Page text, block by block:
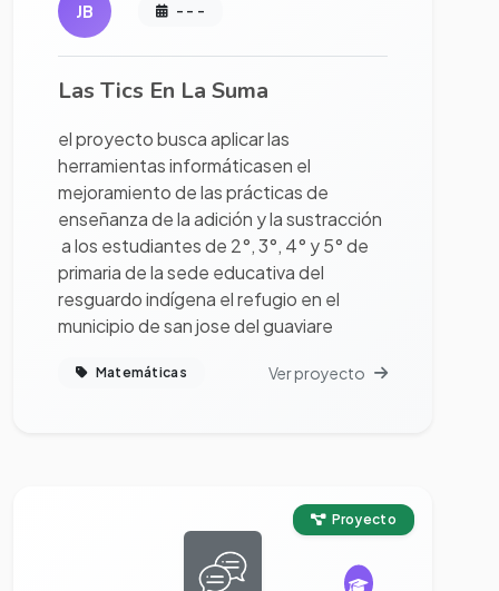
JB - - -
Las Tics En La Suma
el proyecto busca aplicar las
herramientas informáticasen el
mejoramiento de las prácticas de
enseñanza de la adición y la sustracción
a los estudiantes de 2°, 3°, 4° y 5° de
primaria de la sede educativa del
resguardo indígena el refugio en el
municipio de san jose del guaviare
Matemáticas Ver proyecto
Proyecto